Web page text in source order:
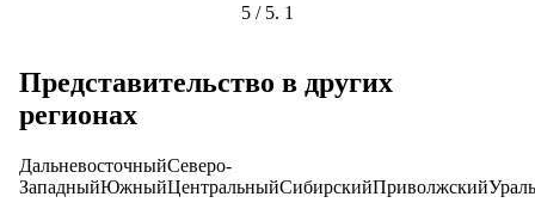
5 / 5. 1
Представительство в других
регионах
ДальневосточныйСеверо-
ЗападныйЮжныйЦентральныйСибирскийПриволжский